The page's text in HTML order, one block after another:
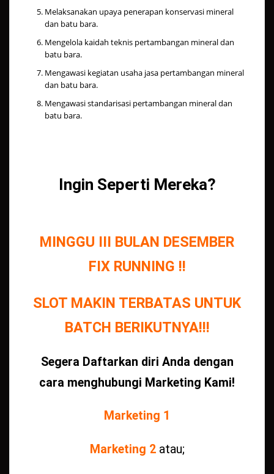
Melaksanakan upaya penerapan konservasi mineral
dan batu bara.
Mengelola kaidah teknis pertambangan mineral dan
batu bara.
Mengawasi kegiatan usaha jasa pertambangan mineral
dan batu bara.
Mengawasi standarisasi pertambangan mineral dan
batu bara.
Ingin Seperti Mereka?
MINGGU III BULAN DESEMBER
FIX RUNNING !!
SLOT MAKIN TERBATAS UNTUK
BATCH BERIKUTNYA!!!
Segera Daftarkan diri Anda dengan
cara menghubungi Marketing Kami!
Marketing 1
Marketing 2atau;